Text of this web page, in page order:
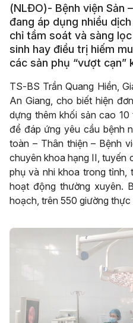
(NLĐO)- Bệnh viện Sản
đang áp dụng nhiều
chỉ tầm soát và sàng
sinh hay điều trị hiếm
các sản phụ “vượt cạn”
TS-BS Trần Quang Hiền,
An Giang, cho biết hiện
dựng thêm khối sản cao
để đáp ứng yêu cầu bệnh
toàn – Thân thiện – Bệnh
chuyên khoa hạng II, tuyến
phụ và nhi khoa trong tỉnh,
hoạt động thường xuyên.
hoạch, trên 550 giường